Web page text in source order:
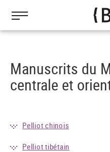
contenu
Manuscrits du
centrale et
Pelliot chinois
Pelliot tibétain